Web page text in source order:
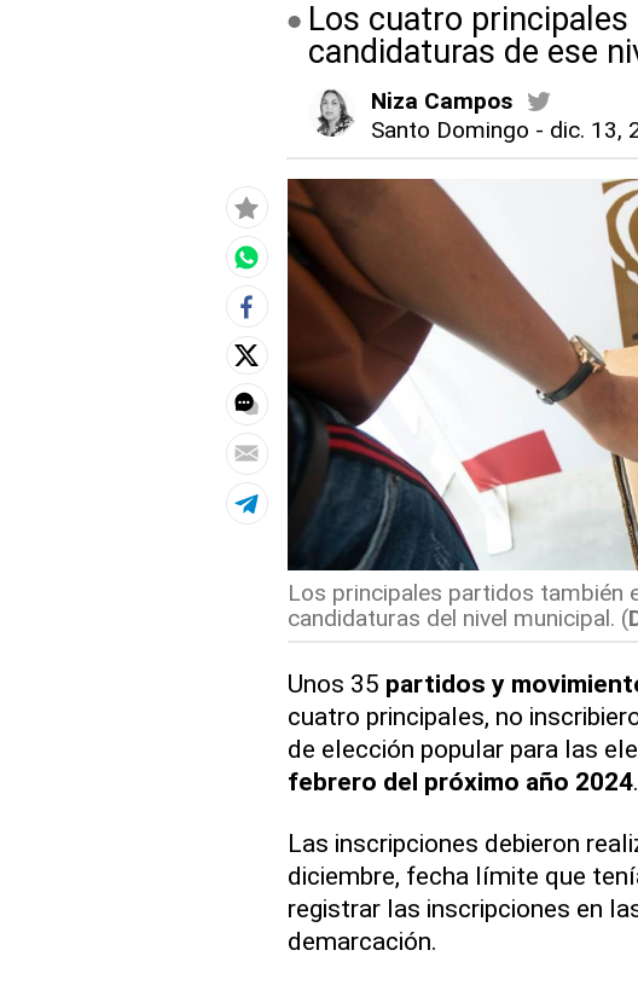
Los cuatro
candidaturas de ese
Niza Campos
Santo Domingo - dic. 13,
Los principales partidos también
candidaturas del nivel municipal. (
Unos 35 partidos y
cuatro principales, no
de elección popular para las
febrero del próximo año 2024.
Las inscripciones debieron
diciembre, fecha límite que
registrar las inscripciones en
demarcación.